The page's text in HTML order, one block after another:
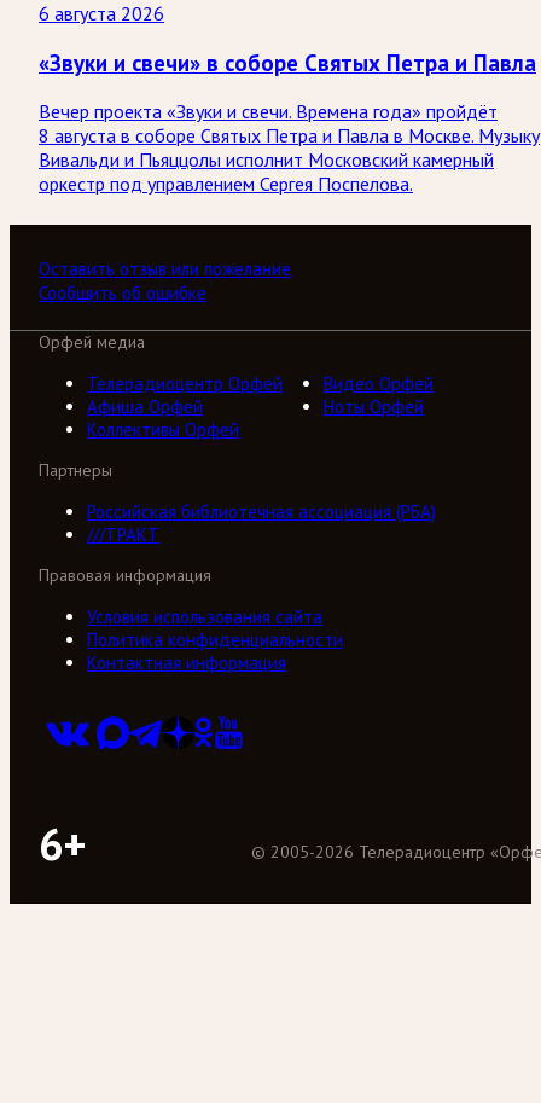
6 августа 2026
«Звуки и свечи» в соборе Святых Петра и Павла
Вечер проекта «Звуки и свечи. Времена года» пройдёт
8 августа в соборе Святых Петра и Павла в Москве. Музыку
Вивальди и Пьяццолы исполнит Московский камерный
оркестр под управлением Сергея Поспелова.
Оставить отзыв или пожелание
Сообщить об ошибке
Орфей медиа
Телерадиоцентр Орфей
Видео Орфей
Афиша Орфей
Ноты Орфей
Коллективы Орфей
Партнеры
Российская библиотечная ассоциация (РБА)
///ТРАКТ
Правовая информация
Условия использования сайта
Политика конфиденциальности
Контактная информация
6+ © 2005-2026 Телерадиоцентр